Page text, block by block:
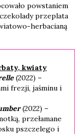
powstaniem
przeplata
herbacianą
kwiaty
(2022) –
frezji, jaśminu i
(2022) –
przełamane
pszczelego i